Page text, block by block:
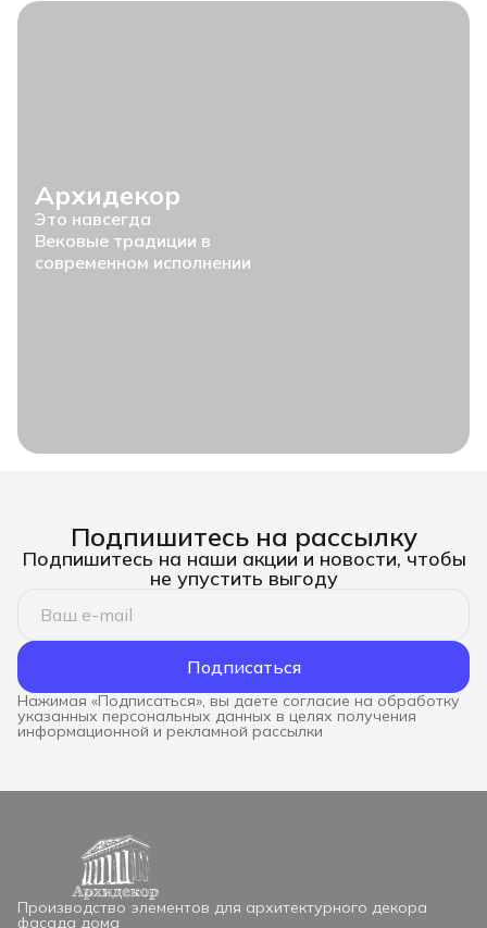
Архидекор
Это навсегда
Вековые традиции в
современном исполнении
Подпишитесь на рассылку
Подпишитесь на наши акции и новости, чтобы
не упустить выгоду
Подписаться
Нажимая «Подписаться», вы даете согласие на обработку
указанных персональных данных в целях получения
информационной и рекламной рассылки
Производство элементов для архитектурного декора
фасада дома